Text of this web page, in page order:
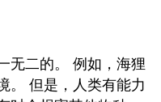
无二的。 例如，海狸
。 但是，人类有能力